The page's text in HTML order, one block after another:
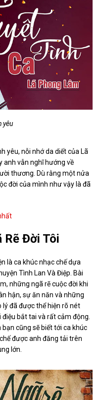
yêu
yêu, nỗi nhớ da diết của Lã
anh vẫn nghĩ hướng về
thương. Dù rằng một nửa
đời của mình như vậy là đã
Rẽ Đời Tôi
là ca khúc nhạc chế dựa
Tình Lan Và Điệp. Bài
những ngã rẽ cuộc đời khi
hận, sự ăn năn và những
lý đã được thể hiện rõ nét
điệu bắt tai và rất cảm động.
bạn cũng sẽ biết tới ca khúc
được anh đăng tải trên
lớn.